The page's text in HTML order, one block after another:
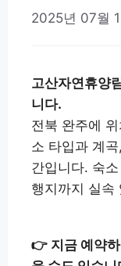
2025년 07월
고산자연휴양
니다.
전북 완주에
소 타입과 계
간입니다. 숙
행지까지 실속
👉 지금 예약